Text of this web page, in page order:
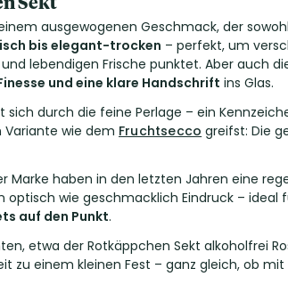
ausgewogenen Geschmack, der
bis elegant-trocken – perfekt, um
lebendigen Frische punktet. Aber auch
und eine klare Handschrift ins Glas.
durch die feine Perlage – ein
wie dem Fruchtsecco greifst: Die
Marke haben in den letzten Jahren eine
wie geschmacklich Eindruck –
auf den Punkt.
etwa der Rotkäppchen Sekt alkoholfrei
zu einem kleinen Fest – ganz gleich, ob mit